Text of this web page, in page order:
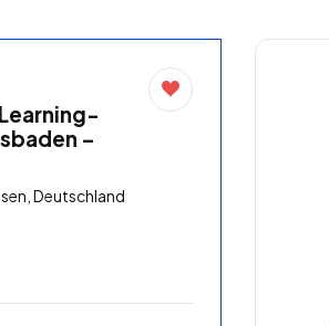
–
Deutschland